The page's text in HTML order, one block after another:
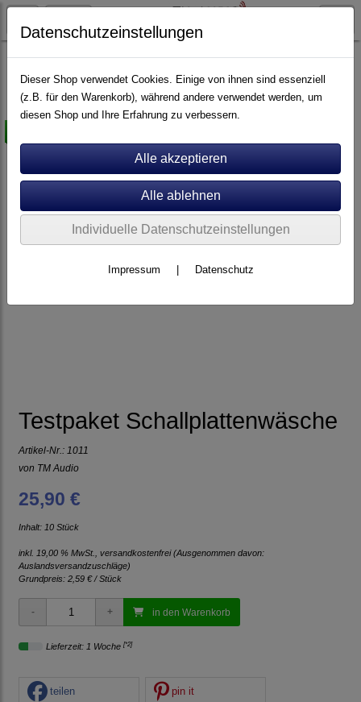
Schallplattenwäsche
Testpaket Schallplattenwäsche
Artikel-Nr.: 1011
von TM Audio
25,90 €
Inhalt: 10 Stück
inkl. 19,00 % MwSt., versandkostenfrei(Ausgenommen davon:
Auslandsversandzuschläge)
Grundpreis: 2,59 € / Stück
in den Warenkorb
Lieferzeit: 1 Woche [*2]
teilen pin it
Datenschutzeinstellungen
Dieser Shop verwendet Cookies. Einige von ihnen sind essenziell
(z.B. für den Warenkorb), während andere verwendet werden, um
diesen Shop und Ihre Erfahrung zu verbessern.
Individuelle Datenschutzeinstellungen
Impressum Datenschutz